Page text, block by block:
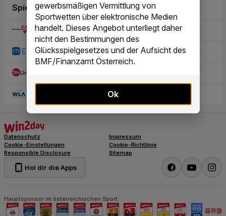
gewerbsmäßigen Vermittlung von
Sportwetten über elektronische Medien
handelt. Dieses Angebot unterliegt daher
nicht den Bestimmungen des
Glücksspielgesetzes und der Aufsicht des
BMF/Finanzamt Österreich.
Ok